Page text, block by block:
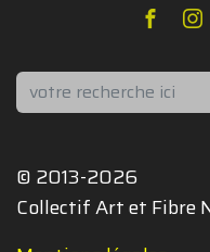
Rechercher
© 2013-2026
Collectif Art et Fibre